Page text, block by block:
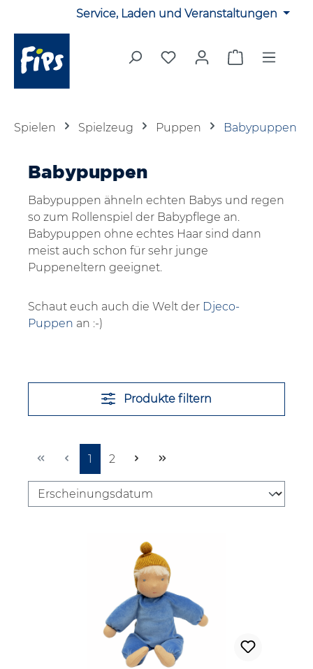
Zum Hauptinhalt springenService, Laden und Veranstaltungen
Du hast 0 Produkte auf
Warenkorb
Spielen Spielzeug Puppen Babypuppen
Babypuppen
Babypuppen ähneln echten Babys und regen
so zum Rollenspiel der Babypflege an.
Babypuppen ohne echtes Haar sind dann
meist auch schon für sehr junge
Puppeneltern geeignet.
Schaut euch auch die Welt der Djeco-
Puppen an :-)
Produkte filtern
Seite
1 Seite
2